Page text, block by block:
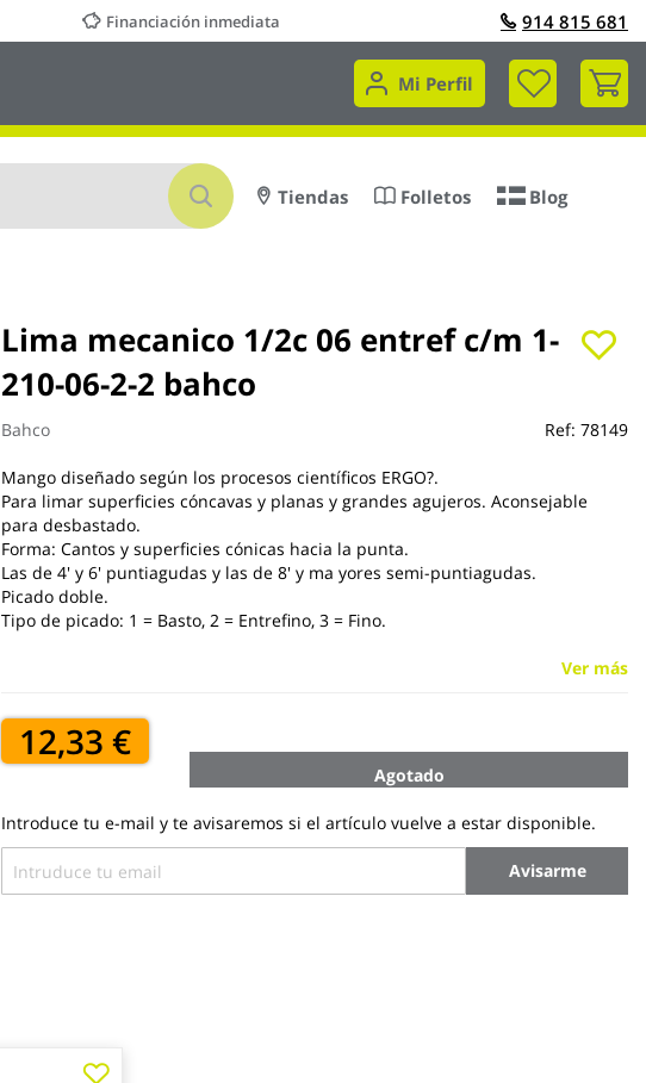
Financiación inmediata 914 815 681
Mi Perfil
Mi
Buscar
Tiendas Folletos Blog
Lima mecanico 1/2c 06 entref c/m 1-
210-06-2-2 bahco
Bahco Ref: 78149
Mango diseñado según los procesos científicos ERGO?.
Para limar superficies cóncavas y planas y grandes agujeros. Aconsejable
para desbastado.
Forma: Cantos y superficies cónicas hacia la punta.
Las de 4' y 6' puntiagudas y las de 8' y ma yores semi-puntiagudas.
Picado doble.
Tipo de picado: 1 = Basto, 2 = Entrefino, 3 = Fino.
Ver más
12,33 €
Agotado
Introduce tu e-mail y te avisaremos si el artículo vuelve a estar disponible.
Avisarme